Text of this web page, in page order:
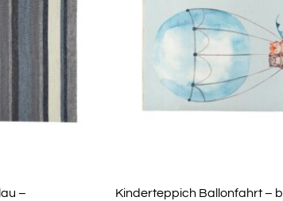
–
Kinderteppich Ballonfahrt –